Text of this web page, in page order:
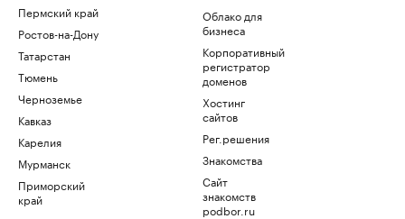
Пермский край
Ростов-на-Дону
Татарстан
Тюмень
Черноземье
Кавказ
Карелия
Мурманск
Приморский
край
Облако для
бизнеса
Корпоративный
регистратор
доменов
Хостинг
сайтов
Рег.решения
Знакомства
Сайт
знакомств
podbor.ru